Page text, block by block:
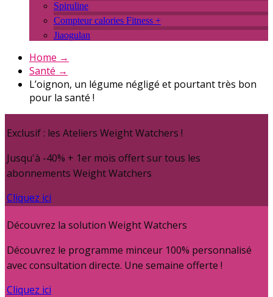
Spiruline
Compteur calories Fitness +
Jiaogulan
Home →
Santé →
L’oignon, un légume négligé et pourtant très bon
pour la santé !
Exclusif : les Ateliers Weight Watchers !
Jusqu'à -40% + 1er mois offert sur tous les
abonnements Weight Watchers
Cliquez ici
Découvrez la solution Weight Watchers
Découvrez le programme minceur 100% personnalisé
avec consultation directe. Une semaine offerte !
Cliquez ici